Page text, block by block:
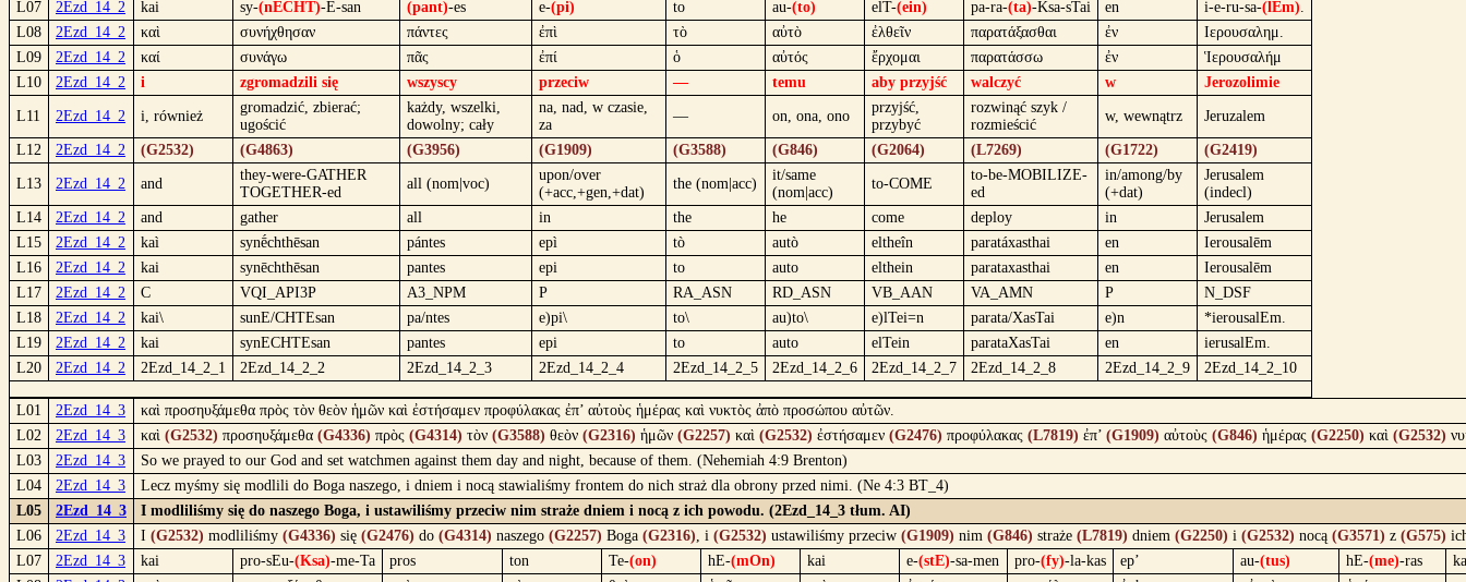
L07
2Ezd_14_2 kai sy-(nECHT)-E-san (pant)-es e-(pi) to au-(to) elT-(ein) pa-ra-(ta)-Ksa-sTai en i-e-ru-sa-(lEm).
L08
2Ezd_14_2 καὶ συνήχθησαν πάντες ἐπὶ τὸ αὐτὸ ἐλθεῖν παρατάξασθαι ἐν
Ιερουσαλημ.
L09
2Ezd_14_2 καί συνάγω πᾶς ἐπί ὁ αὐτός ἔρχομαι παρατάσσω ἐν
Ἱερουσαλήμ
L10
2Ezd_14_2 i zgromadzili się wszyscy przeciw — temu aby przyjść walczyć w Jerozolimie
L11 2Ezd_14_2 i, również
gromadzić, zbierać;
ugościć
każdy, wszelki,
dowolny; cały
na, nad, w czasie,
za
— on, ona, ono
przyjść,
przybyć
rozwinąć szyk /
rozmieścić
w, wewnątrz Jeruzalem
L12 2Ezd_14_2 (G2532) (G4863) (G3956) (G1909) (G3588) (G846) (G2064) (L7269) (G1722) (G2419)
L13 2Ezd_14_2 and
they-were-GATHER
TOGETHER-ed
all (nom|voc)
upon/over
(+acc,+gen,+dat)
the (nom|acc)
it/same
(nom|acc)
to-COME
to-be-MOBILIZE-
ed
in/among/by
(+dat)
Jerusalem
(indecl)
L14
2Ezd_14_2 and gather all in the he come deploy in
Jerusalem
L15
2Ezd_14_2 kaì synḗchthēsan pántes epì tò autò eltheîn paratáxasthai en
Ierousalēm
L16
2Ezd_14_2 kai synēchthēsan pantes epi to auto elthein parataxasthai en
Ierousalēm
L17
2Ezd_14_2 C VQI_API3P A3_NPM P RA_ASN RD_ASN VB_AAN VA_AMN P
N_DSF
L18
2Ezd_14_2 kai\ sunE/CHTEsan pa/ntes e)pi\ to\ au)to\ e)lTei=n parata/XasTai e)n
*ierousalEm.
L19
2Ezd_14_2 kai synECHTEsan pantes epi to auto elTein parataXasTai en
ierusalEm.
L20
2Ezd_14_2 2Ezd_14_2_1 2Ezd_14_2_2 2Ezd_14_2_3 2Ezd_14_2_4 2Ezd_14_2_5 2Ezd_14_2_6 2Ezd_14_2_7 2Ezd_14_2_8 2Ezd_14_2_9 2Ezd_14_2_10
L01 2Ezd_14_3
καὶ προσηυξάμεθα πρὸς τὸν θεὸν ἡμῶν καὶ ἐστήσαμεν προφύλακας ἐπ’ αὐτοὺς ἡμέρας καὶ νυκτὸς ἀπὸ προσώπου αὐτῶν.
L02
2Ezd_14_3 καὶ (G2532) προσηυξάμεθα (G4336) πρὸς (G4314) τὸν (G3588) θεὸν (G2316) ἡμῶν (G2257) καὶ (G2532) ἐστήσαμεν (G2476) προφύλακας (L7819) ἐπ’ (G1909) αὐτοὺς (G846) ἡμέρας (G2250) καὶ (G2532)
L03
2Ezd_14_3
So we prayed to our God and set watchmen against them day and night, because of them. (Nehemiah 4:9 Brenton)
L04
2Ezd_14_3
Lecz myśmy się modlili do Boga naszego, i dniem i nocą stawialiśmy frontem do nich straż dla obrony przed nimi. (Ne 4:3 BT_4)
L05
2Ezd_14_3
I modliliśmy się do naszego Boga, i ustawiliśmy przeciw nim straże dniem i nocą z ich powodu. (2Ezd_14_3 tłum. AI)
L06
2Ezd_14_3 I (G2532) modliliśmy (G4336) się (G2476) do (G4314) naszego (G2257) Boga (G2316), i (G2532) ustawiliśmy przeciw (G1909) nim (G846) straże (L7819) dniem (G2250) i (G2532) nocą (G3571) z (G575)
L07
2Ezd_14_3 kai pro-sEu-(Ksa)-me-Ta pros ton Te-(on) hE-(mOn) kai e-(stE)-sa-men pro-(fy)-la-kas ep’ au-(tus) hE-(me)-ras